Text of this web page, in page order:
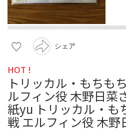
シェア
HOT !
トリッカル・もちも
ルフィン役 木野日菜
紙yu トリッカル・も
戦 エルフィン役 木野